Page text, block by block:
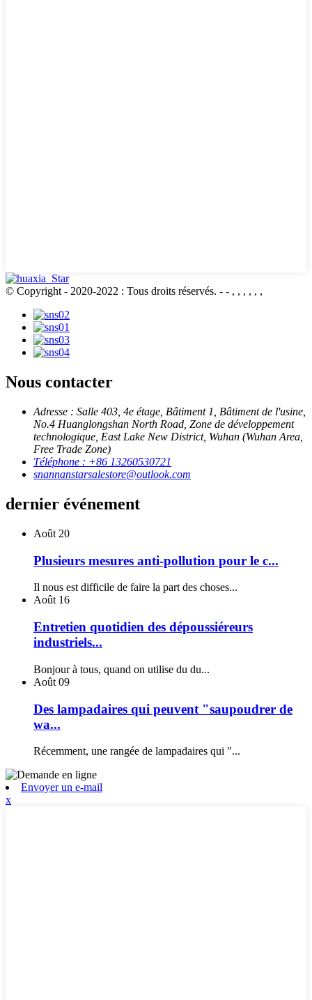
© Copyright - 2020-2022 : Tous droits réservés. - - , , , , , ,
Nous contacter
Adresse : Salle 403, 4e étage, Bâtiment 1, Bâtiment de l'usine,
No.4 Huanglongshan North Road, Zone de développement
technologique, East Lake New District, Wuhan (Wuhan Area,
Free Trade Zone)
Téléphone : +86 13260530721
snannanstarsalestore@outlook.com
dernier événement
Août 20
Plusieurs mesures anti-pollution pour le c...
Il nous est difficile de faire la part des choses...
Août 16
Entretien quotidien des dépoussiéreurs
industriels...
Bonjour à tous, quand on utilise du du...
Août 09
Des lampadaires qui peuvent "saupoudrer de
wa...
Récemment, une rangée de lampadaires qui "...
Envoyer un e-mail
x